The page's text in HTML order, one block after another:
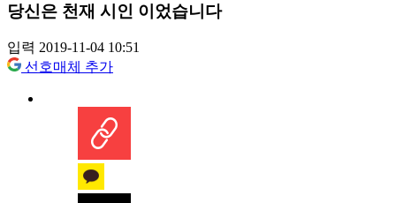
당신은 천재 시인 이었습니다
입력 2019-11-04 10:51
선호매체 추가